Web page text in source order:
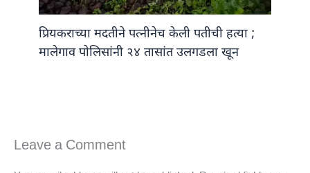
प्रियकराच्या मदतीने पत्नीनेच केली पतीची हत्या ;
मालेगाव पोलिसांनी २४ तासांत उलगडला खून
Leave a Comment